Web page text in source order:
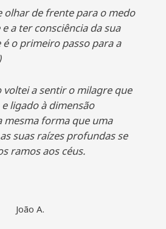
olhar de frente para o medo
a ter consciência da sua
o primeiro passo para a
voltei a sentir o milagre que
ligado à dimensão
mesma forma que uma
suas raízes profundas se
ramos aos céus.
João A.